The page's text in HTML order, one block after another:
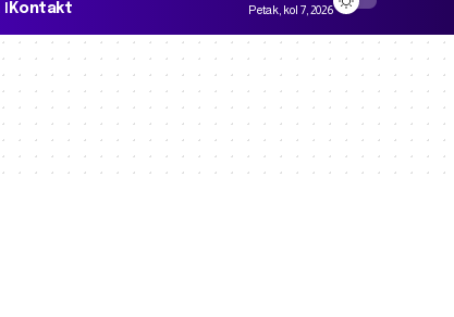
Kontakt Petak, kol 7, 2026